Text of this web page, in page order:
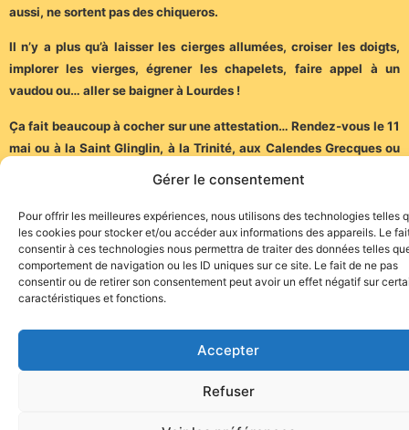
Gérer le consentement
Pour offrir les meilleures expériences, nous utilisons des technologies telles
les cookies pour stocker et/ou accéder aux informations des appareils. Le
consentir à ces technologies nous permettra de traiter des données telles
comportement de navigation ou les ID uniques sur ce site. Le fait de ne pas
consentir ou de retirer son consentement peut avoir un effet négatif sur
caractéristiques et fonctions.
Accepter
Refuser
aussi, ne sortent pas des chiqueros.
Il n’y a plus qu’à laisser les cierges allumées, croiser les doigts,
implorer les vierges, égrener les chapelets, faire appel à un
vaudou ou… aller se baigner à Lourdes !
Ça fait beaucoup à cocher sur une attestation… Rendez-vous le 11
mai ou à la Saint Glinglin, à la Trinité, aux Calendes Grecques ou
Jean-Charles Roux, JCS Voyages
Site de l'association TOROFIESTA